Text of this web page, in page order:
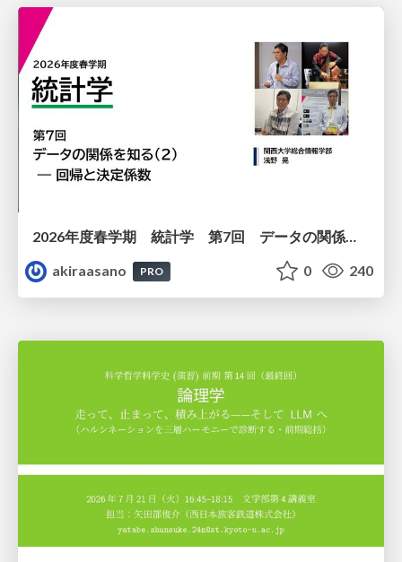
2026年度春学期 統計学 第7回 データの関係を知る（２）ー 回帰と決定係数 (2026. 5. 21)
akiraasano
PRO 0 240